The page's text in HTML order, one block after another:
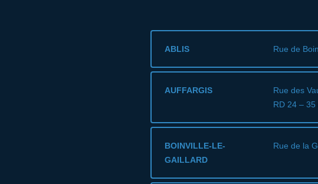
ABLIS Rue de
AUFFARGIS
Rue des
RD 24 –
BOINVILLE-LE-
GAILLARD
Rue de la